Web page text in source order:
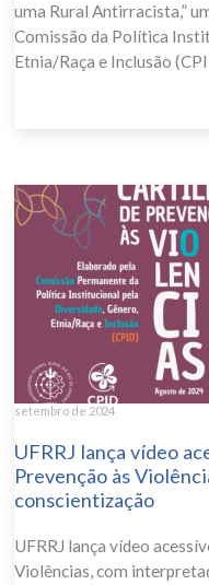
uma Rural Antirracista,”
Comissão da Política
Etnia/Raça e Inclusão
setembro de 2024
UFRRJ lança vídeo
Prevenção às
conscientização
UFRRJ lança vídeo
Violências, com